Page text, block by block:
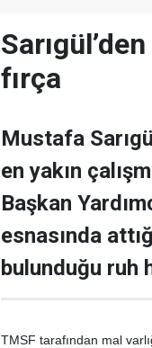
fırça
Mustafa
en yakın
Başkan
esnasında
bulunduğu ruh
TMSF tarafından mal